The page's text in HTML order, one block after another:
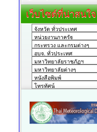
เว็บไซต์ที่น่าสนใจ